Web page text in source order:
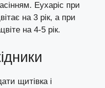
. Еухаріс при
на 3 рік, а при
на 4-5 рік.
щитівка і